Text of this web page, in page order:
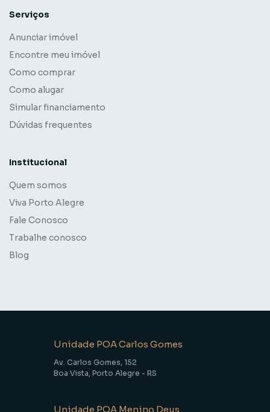
Serviços
Anunciar imóvel
Encontre meu imóvel
Como comprar
Como alugar
Simular financiamento
Dúvidas frequentes
Institucional
Quem somos
Viva Porto Alegre
Fale Conosco
Trabalhe conosco
Blog
Unidade POA Carlos Gomes
Av. Carlos Gomes, 152
Boa Vista, Porto Alegre - RS
Unidade POA Menino Deus